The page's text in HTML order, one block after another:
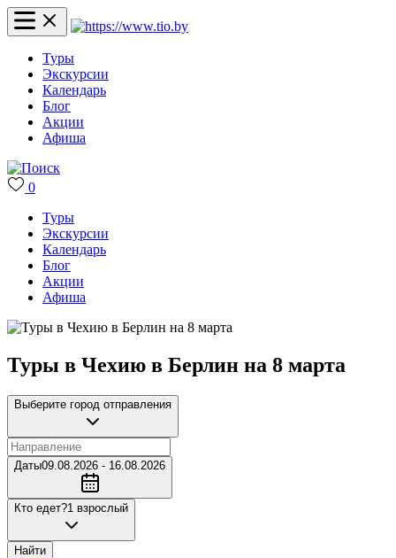
Туры
Экскурсии
Календарь
Блог
Акции
Афиша
0
Туры
Экскурсии
Календарь
Блог
Акции
Афиша
Туры в Чехию в Берлин на 8 марта
Выберите город отправления
Даты09.08.2026 - 16.08.2026
Кто едет?1 взрослый
Найти